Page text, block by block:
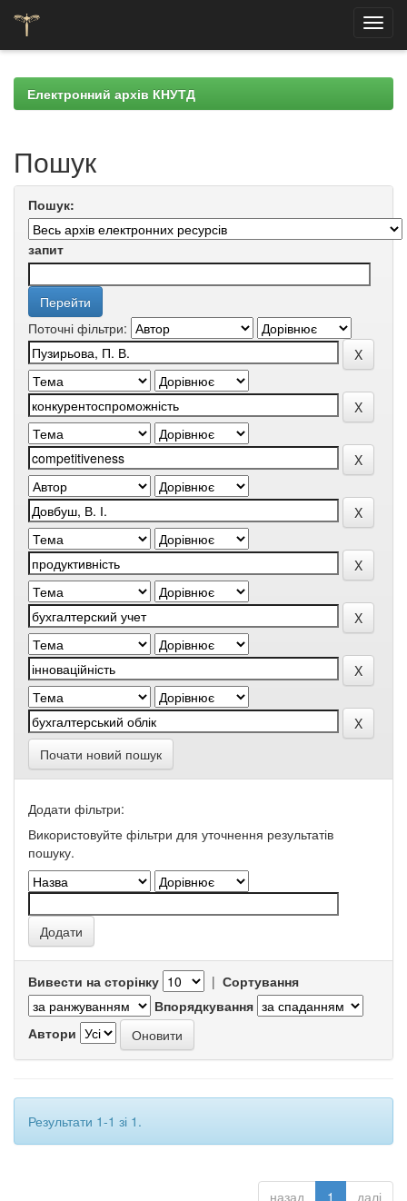
navigationЕлектронний архів КНУТД
Пошук
Пошук:
запит
Поточні фільтри:
Почати новий пошук
Додати фільтри:
Використовуйте фільтри для уточнення результатів
пошуку.
Вивести на сторінку | Сортування
Впорядкування
Автори
Результати 1-1 зі 1.
назад 1 далі